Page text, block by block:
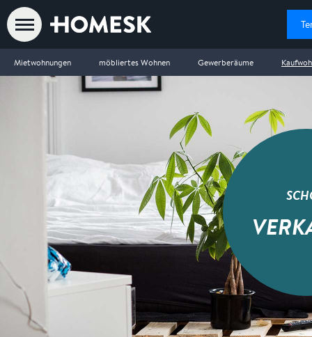
Mietwohnungen möbliertes Wohnen Gewerberäume